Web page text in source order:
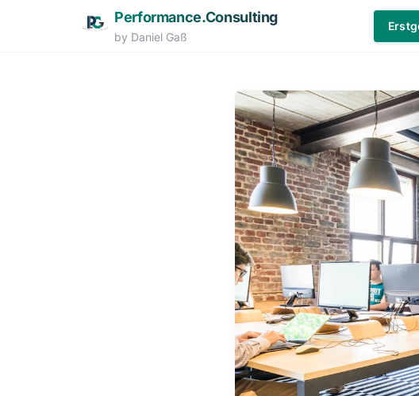
Performance.Consulting
by Daniel Gaß